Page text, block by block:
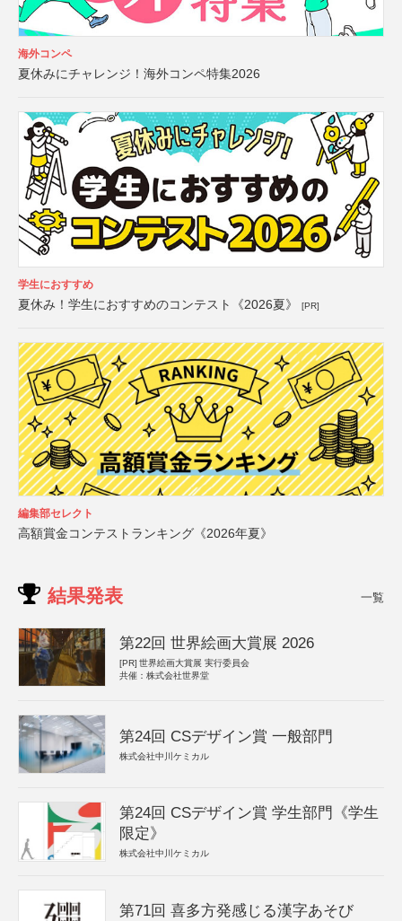
海外コンペ
夏休みにチャレンジ！海外コンペ特集2026
学生におすすめ
夏休み！学生におすすめのコンテスト《2026夏》 [PR]
編集部セレクト
高額賞金コンテストランキング《2026年夏》
結果発表 一覧
第22回 世界絵画大賞展 2026
[PR] 世界絵画大賞展 実行委員会
共催：株式会社世界堂
第24回 CSデザイン賞 一般部門
株式会社中川ケミカル
第24回 CSデザイン賞 学生部門《学生
限定》
株式会社中川ケミカル
第71回 喜多方発感じる漢字あそび